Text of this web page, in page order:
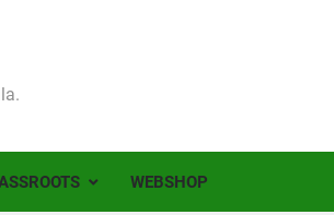
mint 200 játékos lépett pályára Érden
WEBSHOP